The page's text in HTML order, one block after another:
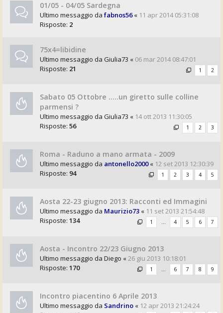
01/05 - 04/05 Sardegna
Ultimo messaggio da fabnos56« 11 apr 2014 05:31:08
Risposte: 2
75x4=libidine
Ultimo messaggio da Giulia73 « 06 mar 2014 08:47:01
Risposte: 21 1 2
Sabato 05 Ottobre .....un giretto sulle colline
parmensi ?
Ultimo messaggio da Giulia73 « 14 ott 2013 11:30:05
Risposte: 56 1 2 3
Roma - Raduno a mano armata - 2009
Ultimo messaggio da antonello2000« 12 set 2013 12:30:39
Risposte: 94 1 2 3 4 5
Aosta 22-23 giugno 2013: Racconti ed Immagini
Ultimo messaggio da Maurizio73 « 11 set 2013 21:54:48
Risposte: 134 1 … 4 5 6 7
Aosta - Incontro 22/23 Giugno 2013
Ultimo messaggio da Diego «26 giu 2013 10:18:01
Risposte: 170 1 … 6 7 8 9
Incontro piacentino 6 Aprile 2013
Ultimo messaggio da Sandrino « 12 apr 2013 21:24:24